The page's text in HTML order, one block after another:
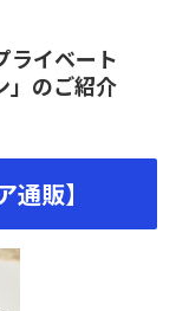
ライベート
」のご紹介
販】